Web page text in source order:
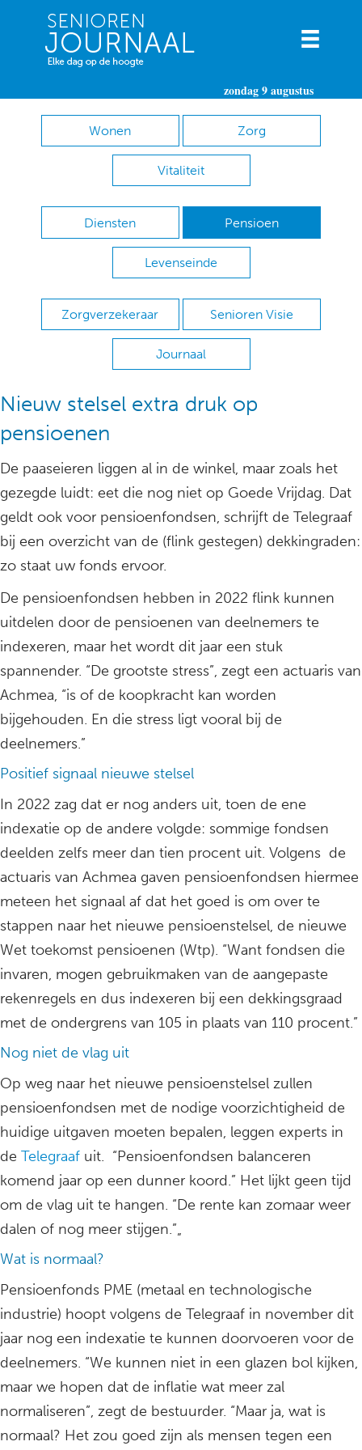
zondag 9 augustus
Wonen Zorg
Vitaliteit
Diensten Pensioen
Levenseinde
Zorgverzekeraar Senioren Visie
Journaal
Nieuw stelsel extra druk op
pensioenen
De paaseieren liggen al in de winkel, maar zoals het
gezegde luidt: eet die nog niet op Goede Vrijdag. Dat
geldt ook voor pensioenfondsen, schrijft de Telegraaf
bij een overzicht van de (flink gestegen) dekkingraden:
zo staat uw fonds ervoor.
De pensioenfondsen hebben in 2022 flink kunnen
uitdelen door de pensioenen van deelnemers te
indexeren, maar het wordt dit jaar een stuk
spannender. “De grootste stress”, zegt een actuaris van
Achmea, “is of de koopkracht kan worden
bijgehouden. En die stress ligt vooral bij de
deelnemers.”
Positief signaal nieuwe stelsel
In 2022 zag dat er nog anders uit, toen de ene
indexatie op de andere volgde: sommige fondsen
deelden zelfs meer dan tien procent uit. Volgens de
actuaris van Achmea gaven pensioenfondsen hiermee
meteen het signaal af dat het goed is om over te
stappen naar het nieuwe pensioenstelsel, de nieuwe
Wet toekomst pensioenen (Wtp). “Want fondsen die
invaren, mogen gebruikmaken van de aangepaste
rekenregels en dus indexeren bij een dekkingsgraad
met de ondergrens van 105 in plaats van 110 procent.”
Nog niet de vlag uit
Op weg naar het nieuwe pensioenstelsel zullen
pensioenfondsen met de nodige voorzichtigheid de
huidige uitgaven moeten bepalen, leggen experts in
de Telegraaf uit. “Pensioenfondsen balanceren
komend jaar op een dunner koord.” Het lijkt geen tijd
om de vlag uit te hangen. “De rente kan zomaar weer
dalen of nog meer stijgen.”„
Wat is normaal?
Pensioenfonds PME (metaal en technologische
industrie) hoopt volgens de Telegraaf in november dit
jaar nog een indexatie te kunnen doorvoeren voor de
deelnemers. “We kunnen niet in een glazen bol kijken,
maar we hopen dat de inflatie wat meer zal
normaliseren”, zegt de bestuurder. “Maar ja, wat is
normaal? Het zou goed zijn als mensen tegen een